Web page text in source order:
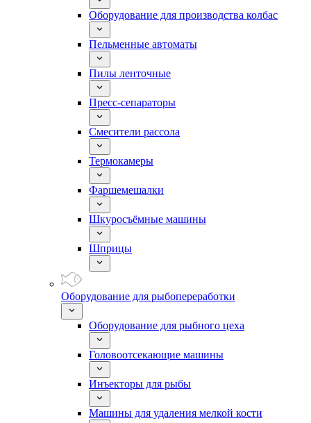
Оборудование для производства колбас
Пельменные автоматы
Пилы ленточные
Пресс-сепараторы
Смесители рассола
Термокамеры
Фаршемешалки
Шкуросъёмные машины
Шприцы
Оборудование для рыбопереработки
Оборудование для рыбного цеха
Головоотсекающие машины
Инъекторы для рыбы
Машины для удаления мелкой кости